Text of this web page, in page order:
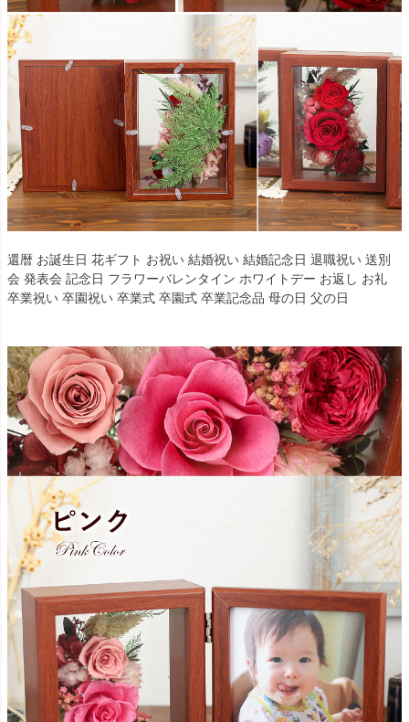
還暦 お誕生日 花ギフト お祝い 結婚祝い 結婚記念日 退職祝い 送別
会 発表会 記念日 フラワーバレンタイン ホワイトデー お返し お礼
卒業祝い 卒園祝い 卒業式 卒園式 卒業記念品 母の日 父の日